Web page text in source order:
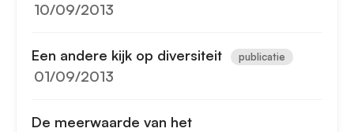
10/09/2013
Een andere kijk op diversiteit publicatie
01/09/2013
De meerwaarde van het